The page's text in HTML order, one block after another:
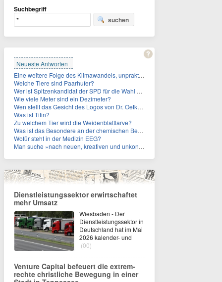
Suchbegriff
suchen
Neueste Antworten
Eine weitere Folge des Klimawandels, unpraktisch für Urlauber: Wo fehlt mittlerweile sogar das Trinkwasser?
Welche Tiere sind Paarhufer?
Wer ist Spitzenkandidat der SPD für die Wahl zum Berliner Abgeordnetenhaus im September 2026?
Wie viele Meter sind ein Dezimeter?
Wen stellt das Gesicht des Logos von Dr. Oetker dar?
Was ist Titin?
Zu welchem Tier wird die Weidenblattlarve?
Was ist das Besondere an der chemischen Bezeichnung für Titin?
Wofür steht in der Medizin EEG?
Man suche »nach neuen, kreativen und unkonventionellen« Ideen im Umgang mit dem Iran, schrieb das US-Militär. An wen?
Dienstleistungssektor erwirtschaftet
mehr Umsatz
Wiesbaden - Der
Dienstleistungssektor in
Deutschland hat im Mai
2026 kalender- und
(00)
Venture Capital befeuert die extrem-
rechte christliche Bewegung in einer